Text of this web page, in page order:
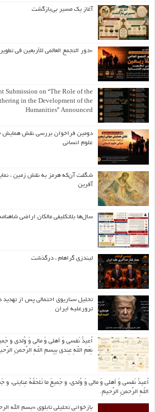
آغاز یک مسیر بی‌بازگشت
«دور التجمع العالمي للأربعين في
Submission on “The Role of the
in the Development of the
Humanities” Announced
دومین فراخوان بررسی نقش همایش
علوم انسانی
شگفت آن‌که هرمز به نقش زمین ،
آفرین
سال‌ها بلاتکلیفی مالکان اراضی شاهنامه ۳۵
لیندزی گراهام ، درگذشت
تحلیل سناریوی احتمالی پس از تهدید
ترورعلیه ایران
اُعیذُ نَفسی وَ أهلی وَ مالی وَ وُلدی و
نِعَمِ اللّهِ عِندی بِبِسمِ اللّهِ الرَّحمنِ
اُعیذُ نَفسی وَ أهلی وَ مالی وَ وُلدی، و جَمیعَ ما تَلحَقُهُ عِنایتی، و
اللّهِ الرَّحمنِ الرَّحیمِ.
بازخوانی تحلیلی تابلوی «بسم الله